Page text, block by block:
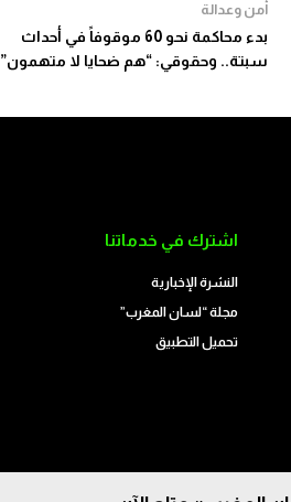
أمن وعدالة
بدء محاكمة نحو 60 موقوفاً في أحداث
سبتة.. وحقوقي: “هم ضحايا لا متهمون”
اشترك في خدماتنا
النشرة الإخبارية
مجلة “لسان المغرب”
تحميل التطبيق